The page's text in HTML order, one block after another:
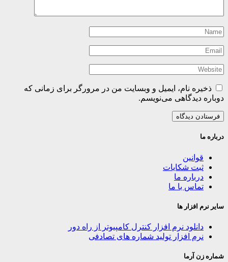
ذخیره نام، ایمیل و وبسایت من در مرورگر برای زمانی که
دوباره دیدگاهی می‌نویسم.
درباره ما
قوانین
ثبت شکایات
درباره ما
تماس با ما
سایر نرم افزار ها
دانلود نرم افزار کنترل کامپیوتر از راه دور
نرم افزار تولید شماره های تصادفی
شماره زن آرما